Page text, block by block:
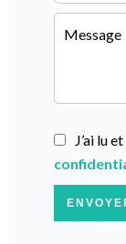
J’ai lu